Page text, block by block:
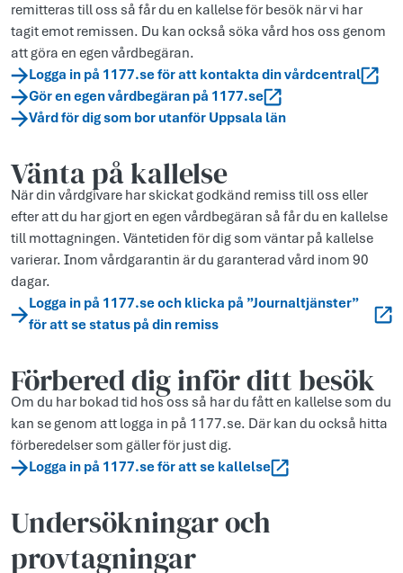
remitteras till oss så får du en kallelse för besök när vi har
tagit emot remissen. Du kan också söka vård hos oss genom
att göra en egen vårdbegäran.
Logga in på 1177.se för att kontakta din vårdcentral
Gör en egen vårdbegäran på 1177.se
Vård för dig som bor utanför Uppsala län
Vänta på kallelse
När din vårdgivare har skickat godkänd remiss till oss eller
efter att du har gjort en egen vårdbegäran så får du en kallelse
till mottagningen. Väntetiden för dig som väntar på kallelse
varierar. Inom vårdgarantin är du garanterad vård inom 90
dagar.
Logga in på 1177.se och klicka på ”Journaltjänster”
för att se status på din remiss
Förbered dig inför ditt besök
Om du har bokad tid hos oss så har du fått en kallelse som du
kan se genom att logga in på 1177.se. Där kan du också hitta
förberedelser som gäller för just dig.
Logga in på 1177.se för att se kallelse
Undersökningar och
provtagningar